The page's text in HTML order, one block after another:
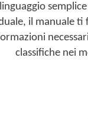
il manuale ti
classifiche nei